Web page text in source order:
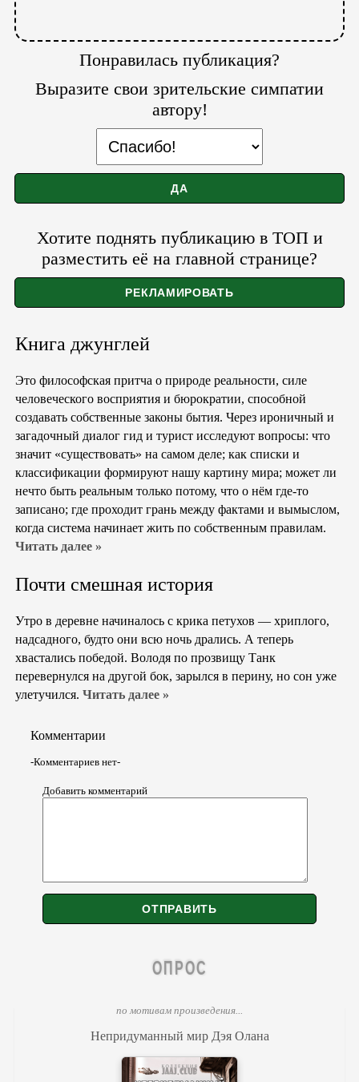
Понравилась публикация?
Выразите свои зрительские симпатии
автору!
Хотите поднять публикацию в ТОП и
разместить её на главной странице?
Книга джунглей
Это философская притча о природе реальности, силе
человеческого восприятия и бюрократии, способной
создавать собственные законы бытия. Через ироничный и
загадочный диалог гид и турист исследуют вопросы: что
значит «существовать» на самом деле; как списки и
классификации формируют нашу картину мира; может ли
нечто быть реальным только потому, что о нём где‑то
записано; где проходит грань между фактами и вымыслом,
когда система начинает жить по собственным правилам.
Читать далее »
Почти смешная история
Утро в деревне начиналось с крика петухов — хриплого,
надсадного, будто они всю ночь дрались. А теперь
хвастались победой. Володя по прозвищу Танк
перевернулся на другой бок, зарылся в перину, но сон уже
улетучился. Читать далее »
Комментарии
-Комментариев нет-
Добавить комментарий
ОПРОС
по мотивам произведения...
Непридуманный мир Дэя Олана